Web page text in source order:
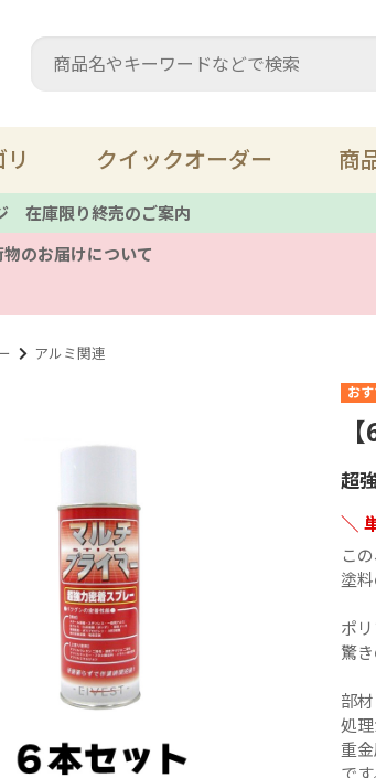
在庫限り終売のご案内
のお届けについて
レザーメンテナンス
クイックオーダー 商
アルミ関連
超
＼
こ
塗
ポ
驚
部
処
重